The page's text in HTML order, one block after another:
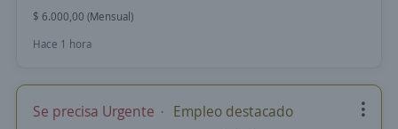
$ 6.000,00 (Mensual)
Hace 1 hora
Se precisa Urgente Empleo destacado